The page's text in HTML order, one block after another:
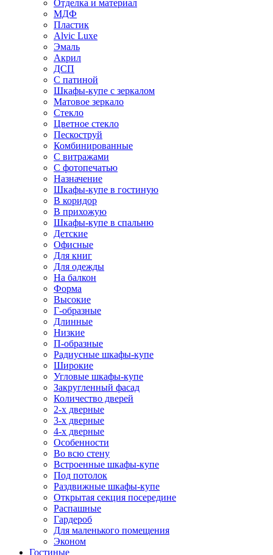
Отделка и материал
МДФ
Пластик
Alvic Luxe
Эмаль
Акрил
ДСП
С патиной
Шкафы-купе с зеркалом
Матовое зеркало
Стекло
Цветное стекло
Пескоструй
Комбинированные
С витражами
С фотопечатью
Назначение
Шкафы-купе в гостиную
В коридор
В прихожую
Шкафы-купе в спальню
Детские
Офисные
Для книг
Для одежды
На балкон
Форма
Высокие
Г-образные
Длинные
Низкие
П-образные
Радиусные шкафы-купе
Широкие
Угловые шкафы-купе
Закругленный фасад
Количество дверей
2-х дверные
3-х дверные
4-х дверные
Особенности
Во всю стену
Встроенные шкафы-купе
Под потолок
Раздвижные шкафы-купе
Открытая секция посередине
Распашные
Гардероб
Для маленького помещения
Эконом
Гостиные